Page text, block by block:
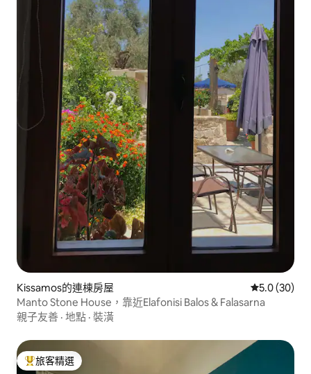
Kissamos的連棟房屋 從 30 則評
5.0 (30)
Manto Stone House，靠近Elafonisi Balos & Falasarna
親子友善 · 地點 · 裝潢
旅客精選榜首
旅客精選